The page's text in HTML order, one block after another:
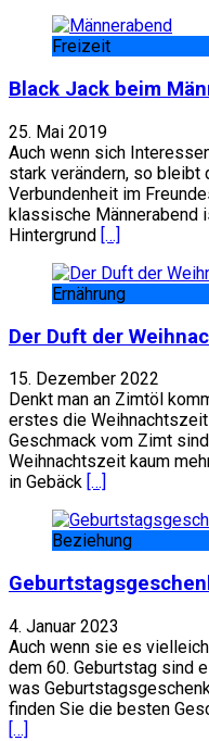
Freizeit
Black Jack beim
25. Mai 2019
Auch wenn sich
stark verändern, so bleibt
Verbundenheit im
klassische Männerabend
Hintergrund […]
Ernährung
Der Duft der
15. Dezember 2022
Denkt man an Zimtöl
erstes die Weihnachtszeit
Geschmack vom Zimt
Weihnachtszeit kaum
in Gebäck […]
Beziehung
4. Januar 2023
Auch wenn sie es
dem 60. Geburtstag sind
was
finden Sie die besten
[…]